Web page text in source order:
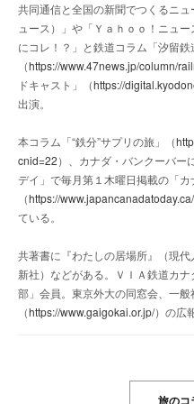
共同通信と全国の新聞でつくるニ
ュース）」や「Ｙａｈｏｏ！ニュ
にコレ！？」と鉄道コラム「汐留鉄
（https://www.47news.jp/column/
ドキャスト」（https://
出演。
本コラム「“鉄分”サプリの旅」（
cnid=22）、カナダ・バンクーバー
デイ」で毎月第１木曜日掲載の「カ
（https://
ている。
共著書に『わたしの居場所』（現
新社）などがある。ＶＩＡ鉄道カ
部」会員。東京外大の同窓会、一
（https://www.gaigokai.or.jp/）の広
旅のコ